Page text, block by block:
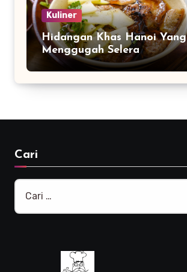
Kuliner
Hidangan Khas Hanoi Yang
Menggugah Selera
Cari
Cari